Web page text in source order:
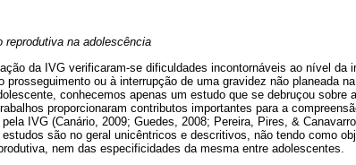
reprodutiva na adolescência
da IVG verificaram-se dificuldades incontornáveis ao nível da
prosseguimento ou à interrupção de uma gravidez não planeada
conhecemos apenas um estudo que se debruçou sobre
proporcionaram contributos importantes para a
IVG (Canário, 2009; Guedes, 2008; Pereira, Pires, &
são no geral unicêntricos e descritivos, não tendo como
nem das especificidades da mesma entre adolescentes.